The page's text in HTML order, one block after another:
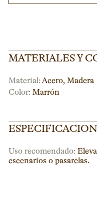
MATERIALES Y
Material: Acero, Madera
Color: Marrón
Uso recomendado:
escenarios o pasarelas.